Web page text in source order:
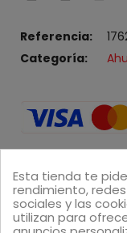
Referencia
Categoría
Esta tienda te
rendimiento,
sociales y las
utilizan para